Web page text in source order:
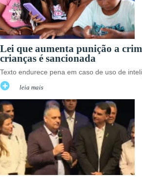
Lei que aumenta punição a
crianças é sancionada
Texto endurece pena em caso de uso de
leia mais